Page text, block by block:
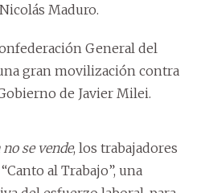
Maduro.
General del
gran movilización contra
de Javier Milei.
se vende, los trabajadores
al Trabajo”, una